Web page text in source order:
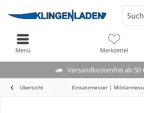
Versandkostenfrei ab 50
Merkzettel
Menü
Übersicht Einsatzmesser |